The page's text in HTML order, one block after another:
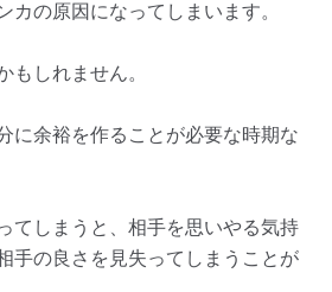
カの原因になってしまいます。
もしれません。
に余裕を作ることが必要な時期な
てしまうと、相手を思いやる気持
手の良さを見失ってしまうことが